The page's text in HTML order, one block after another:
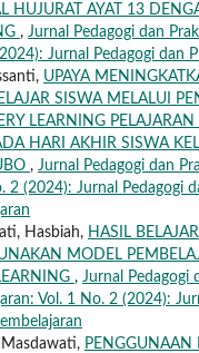
HUJURAT AYAT 13
, Jurnal Pedagogi dan
Jurnal Pedagogi dan
UPAYA
SISWA MELALUI
LEARNING PELAJARAN
HARI AKHIR SISWA
, Jurnal Pedagogi dan
2 (2024): Jurnal Pedagogi
Hasbiah, HASIL
MODEL
, Jurnal Pedagogi
Vol. 1 No. 2 (2024):
Masdawati, PENGGUNAAN